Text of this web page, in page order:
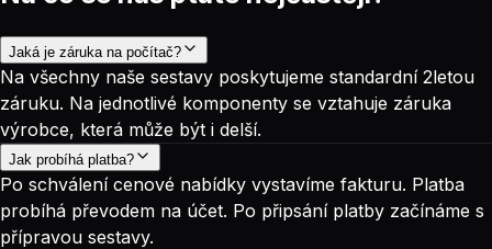
Jaká je záruka na počítač?
Na všechny naše sestavy poskytujeme standardní 2letou
záruku. Na jednotlivé komponenty se vztahuje záruka
výrobce, která může být i delší.
Jak probíhá platba?
Po schválení cenové nabídky vystavíme fakturu. Platba
probíhá převodem na účet. Po připsání platby začínáme s
přípravou sestavy.